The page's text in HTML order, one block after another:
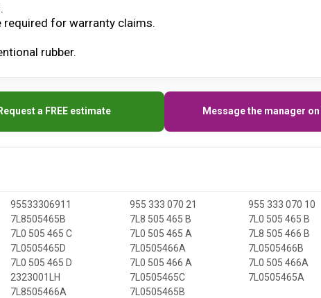
for warranty claims.
rubber.
Request a FREE estimate Message the manager
95533306911 955 333 070 21 955 333 070 10
7L8505465B 7L8 505 465 B 7L0 505 465 B
7L0 505 465 C 7L0 505 465 A 7L8 505 466 B
7L0505465D 7L0505466A 7L0505466B
7L0 505 465 D 7L0 505 466 A 7L0 505 466A
2323001LH 7L0505465C 7L0505465A
7L8505466A 7L0505465B